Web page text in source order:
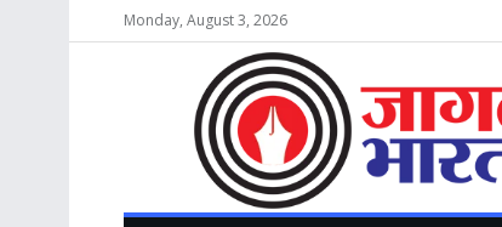
Monday, August 3, 2026